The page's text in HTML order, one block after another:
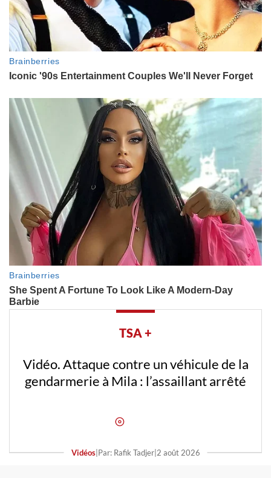
TSA +
Vidéo. Attaque contre un véhicule de la
gendarmerie à Mila : l’assaillant arrêté
Vidéos| Par: Rafik Tadjer| 2 août 2026